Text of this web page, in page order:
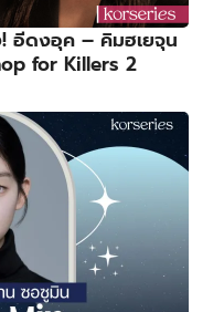
! อีดงอุค – คิมฮเยจุน
for Killers 2